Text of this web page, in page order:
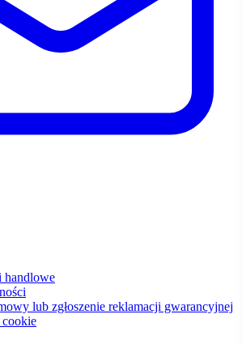
handlowe
lub zgłoszenie reklamacji gwarancyjnej